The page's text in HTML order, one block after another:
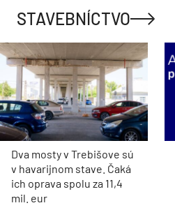
STAVEBNÍCTVO
Dva mosty v Trebišove sú
v havarijnom stave. Čaká
ich oprava spolu za 11,4
mil. eur